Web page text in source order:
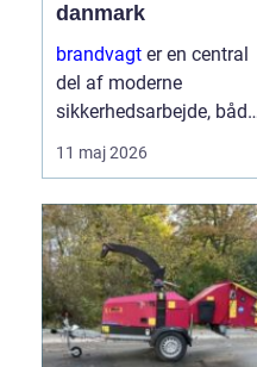
danmark
brandvagt er en central
del af moderne
sikkerhedsarbejde, både
på byggepladser, ved
events og i virksomheder
brandrisiko. En
professionel ordning
med brandvagt handler
ikke kun...
11 maj 2026